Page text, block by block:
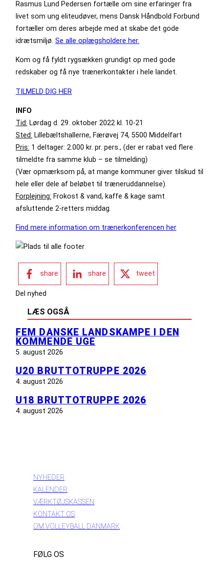
Rasmus Lund Pedersen fortælle om sine erfaringer fra
livet som ung eliteudøver, mens Dansk Håndbold Forbund
fortæller om deres arbejde med at skabe det gode
idrætsmiljø. Se alle oplægsholdere her.
Kom og få fyldt rygsækken grundigt op med gode
redskaber og få nye trænerkontakter i hele landet.
TILMELD DIG HER
INFO
Tid: Lørdag d. 29. oktober 2022 kl. 10-21
Sted: Lillebæltshallerne, Færøvej 74, 5500 Middelfart
Pris: 1 deltager: 2.000 kr. pr. pers., (der er rabat ved flere
tilmeldte fra samme klub – se tilmelding)
(Vær opmærksom på, at mange kommuner giver tilskud til
hele eller dele af beløbet til træneruddannelse).
Forplejning: Frokost & vand, kaffe & kage samt
afsluttende 2-retters middag.
Find mere information om trænerkonferencen her
share share tweet
Del nyhed
LÆS OGSÅ
FEM DANSKE LANDSKAMPE I DEN
KOMMENDE UGE
5. august 2026
U20 BRUTTOTRUPPE 2026
4. august 2026
U18 BRUTTOTRUPPE 2026
4. august 2026
NYHEDER
KALENDER
VÆRKTØJSKASSEN
KONTAKT OS
OM VOLLEYBALL DANMARK
FØLG OS